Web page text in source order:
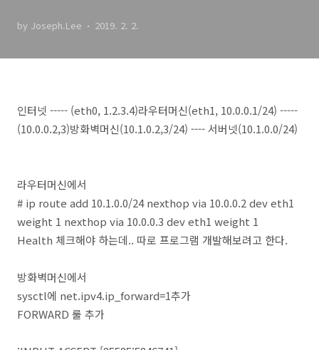
by Joseph.Lee 2019. 2. 2.
인터넷 ----- (eth0, 1.2.3.4)라우터머신(eth1, 10.0.0.1/24) -----
(10.0.0.2,3)방화벽머신(10.1.0.2,3/24) ---- 서버넷(10.1.0.0/24)
라우터머신에서
# ip route add 10.1.0.0/24 nexthop via 10.0.0.2 dev eth1
weight 1 nexthop via 10.0.0.3 dev eth1 weight 1
Health 체크해야 하는데.. 따로 프로그램 개발해보려고 한다.
방화벽머신에서
sysctl에 net.ipv4.ip_forward=1추가
FORWARD 룰 추가